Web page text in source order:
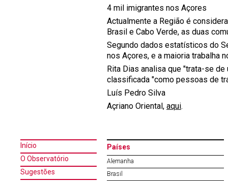
4 mil imigrantes nos Açores
Actualmente a Região é
Brasil e Cabo Verde, as duas
Segundo dados estatísticos do
nos Açores, e a maioria trabalha
Rita Dias analisa que "trata-se
classificada "como pessoas de
Luís Pedro Silva
Açriano Oriental, aqui.
Início
O Observatório
Sugestões
Países
Alemanha
Brasil